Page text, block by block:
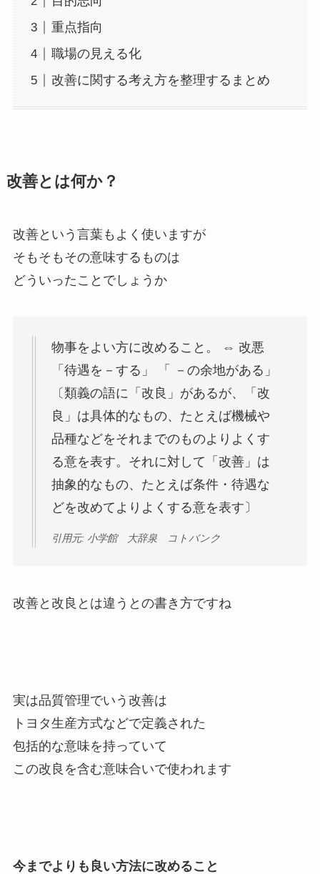
重点指向
職場の見える化
改善に関する考え方を整理するまとめ
改善とは何か？
改善という言葉もよく使いますが
そもそもその意味するものは
どういったことでしょうか
物事をよい方に改めること。 ⇔ 改悪
「待遇を－する」 「 －の余地がある」
〔類義の語に「改良」があるが、「改
良」は具体的なもの、たとえば機械や
品種などをそれまでのものよりよくす
る意を表す。それに対して「改善」は
抽象的なもの、たとえば条件・待遇な
どを改めてよりよくする意を表す〕
引用元: 小学館 大辞泉 コトバンク
改善と改良とは違うとの書き方ですね
実は品質管理でいう改善は
トヨタ生産方式などで定義された
包括的な意味を持っていて
この改良を含む意味合いで使われます
今までよりも良い方法に改めること